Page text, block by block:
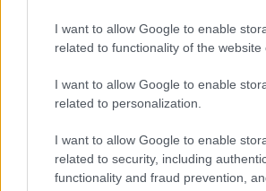
I want to allow Google to enable
related to functionality of the website
I want to allow Google to enable
related to personalization.
I want to allow Google to enable
related to security, including
functionality and fraud prevention,
Meteo Olbia 9 agosto,
Salmo finisce in ospedale a
va avanti: “Sicilia, ci sono”